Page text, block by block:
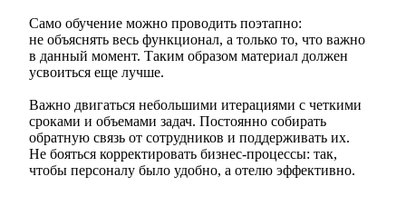
Само обучение можно проводить поэтапно:
не объяснять весь функционал, а только то, что важно
в данный момент. Таким образом материал должен
усвоиться еще лучше.
Важно двигаться небольшими итерациями с четкими
сроками и объемами задач. Постоянно собирать
обратную связь от сотрудников и поддерживать их.
Не бояться корректировать бизнес-процессы: так,
чтобы персоналу было удобно, а отелю эффективно.